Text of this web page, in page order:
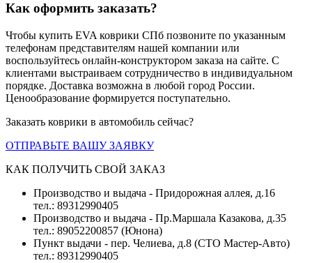
Как оформить заказать?
Чтобы купить EVA коврики СПб позвоните по указанным
телефонам представителям нашей компании или
воспользуйтесь онлайн-конструктором заказа на сайте. С
клиентами выстраиваем сотрудничество в индивидуальном
порядке. Доставка возможна в любой город России.
Ценообразование формируется поступательно.
Заказать коврики в автомобиль сейчас?
ОТПРАВЬТЕ ВАШУ ЗАЯВКУ
КАК ПОЛУЧИТЬ СВОЙ ЗАКАЗ
Производство и выдача - Придорожная аллея, д.16
тел.: 89312990405
Производство и выдача - Пр.Маршала Казакова, д.35
тел.: 89052200857 (Юнона)
Пункт выдачи - пер. Челиева, д.8 (СТО Мастер-Авто)
тел.: 89312990405